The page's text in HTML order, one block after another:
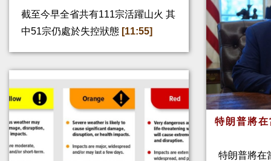
截至今早全省共有111宗活躍山火 其
中51宗仍處於失控狀態 [11:55]
特朗普將
特朗普將在